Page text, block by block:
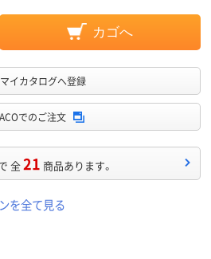
カゴへ
マイカタログへ登録
でのご注文
全21 商品あります。
を全て見る